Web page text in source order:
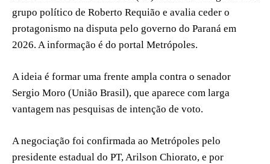
grupo político de Roberto Requião e avalia ceder o
protagonismo na disputa pelo governo do Paraná em
2026. A informação é do portal Metrópoles.
A ideia é formar uma frente ampla contra o senador
Sergio Moro (União Brasil), que aparece com larga
vantagem nas pesquisas de intenção de voto.
A negociação foi confirmada ao Metrópoles pelo
presidente estadual do PT, Arilson Chiorato, e por